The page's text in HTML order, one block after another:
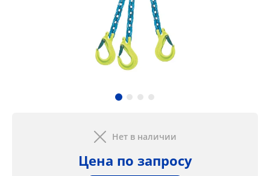
Нет в наличии
Цена по запросу